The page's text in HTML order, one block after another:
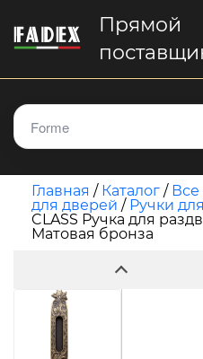
Прямой
Главная / Каталог / Все
для дверей / Ручки
CLASS Ручка для
Матовая бронза